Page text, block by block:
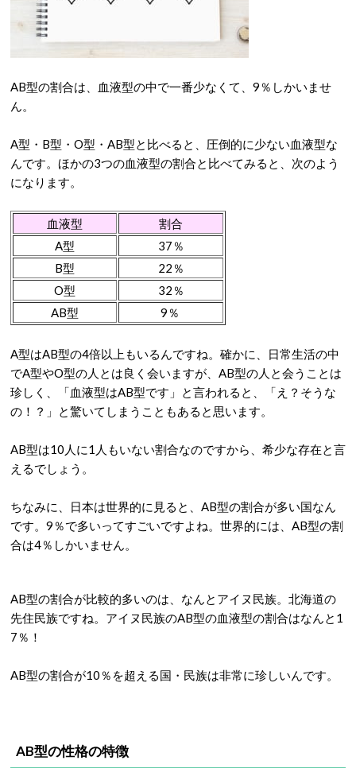
AB型の割合は、血液型の中で一番少なくて、9％しかいませ
ん。
A型・B型・O型・AB型と比べると、圧倒的に少ない血液型な
んです。ほかの3つの血液型の割合と比べてみると、次のよう
になります。
血液型
割合
A型
37％
B型
22％
O型
32％
AB型
9％
A型はAB型の4倍以上もいるんですね。確かに、日常生活の中
でA型やO型の人とは良く会いますが、AB型の人と会うことは
珍しく、「血液型はAB型です」と言われると、「え？そうな
の！？」と驚いてしまうこともあると思います。
AB型は10人に1人もいない割合なのですから、希少な存在と言
えるでしょう。
ちなみに、日本は世界的に見ると、AB型の割合が多い国なん
です。9％で多いってすごいですよね。世界的には、AB型の割
合は4％しかいません。
AB型の割合が比較的多いのは、なんとアイヌ民族。北海道の
先住民族ですね。アイヌ民族のAB型の血液型の割合はなんと1
7％！
AB型の割合が10％を超える国・民族は非常に珍しいんです。
AB型の性格の特徴